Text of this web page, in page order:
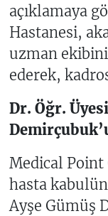
açıklamaya
Hastanesi,
uzman
ederek,
Dr. Öğr.
Medical Point
hasta
Ayşe Gümüş